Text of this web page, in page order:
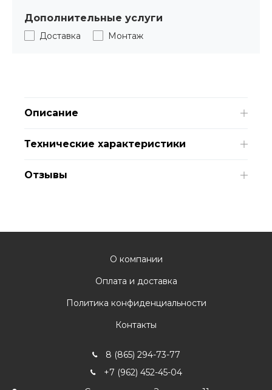
Дополнительные услуги
Доставка Монтаж
Описание
Технические характеристики
Отзывы
О компании
Оплата и доставка
Политика конфиденциальности
Контакты
8 (865) 294-73-77
+7 (962) 452-45-04